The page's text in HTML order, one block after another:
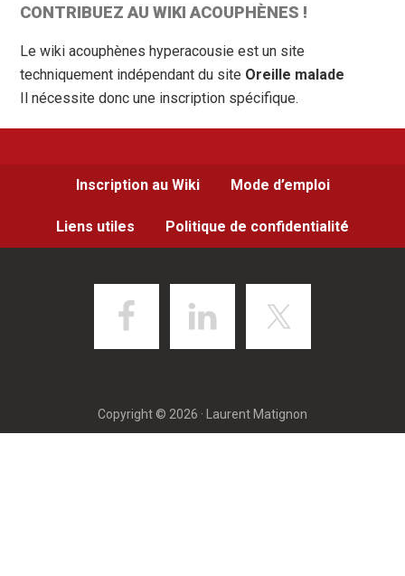
CONTRIBUEZ AU WIKI ACOUPHÈNES !
Le wiki acouphènes hyperacousie est un site
techniquement indépendant du site Oreille malade
Il nécessite donc une inscription spécifique.
Inscription au Wiki Mode d’emploi
Liens utiles Politique de confidentialité
Copyright © 2026 · Laurent Matignon